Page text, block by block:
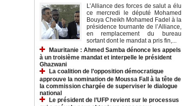
L’Alliance des forces de salut a élu
ce mercredi le député Mohamed
Bouya Cheikh Mohamed Fadel à la
présidence tournante de l’Alliance,
en remplacement du bureau
sortant dont le mandat a pris fin,...
Mauritanie : Ahmed Samba dénonce les appels
à un troisième mandat et interpelle le président
Ghazwani
La coalition de l’opposition démocratique
approuve la nomination de Moussa Fall à la tête de
la commission chargée de superviser le dialogue
national
Le président de l’UFP revient sur le processus